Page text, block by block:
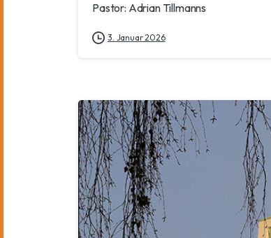
Pastor: Adrian Tillmanns
3. Januar 2026